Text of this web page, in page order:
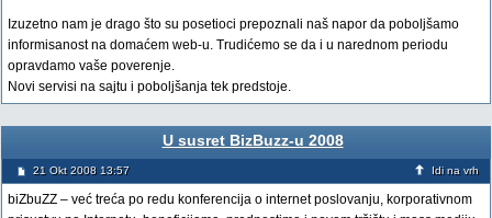
Izuzetno nam je drago što su posetioci prepoznali naš napor da poboljšamo
informisanost na domaćem web-u. Trudićemo se da i u narednom periodu
opravdamo vaše poverenje.
Novi servisi na sajtu i poboljšanja tek predstoje.
U susret BizBuzz-u 2008
21 Okt 2008 13:57 Idi na vrh
biZbuZZ – već treća po redu konferencija o internet poslovanju, korporativnom